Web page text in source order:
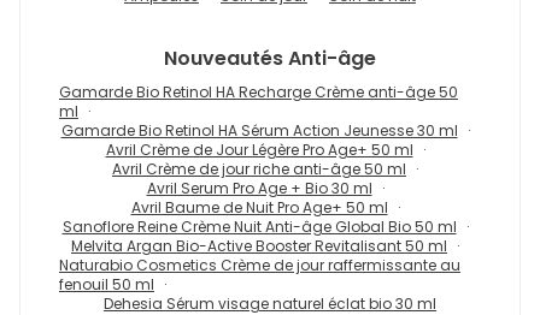
NouveautésAnti-âge
Gamarde Bio Retinol HA Recharge Crème anti-âge 50
ml
Gamarde Bio Retinol HA Sérum Action Jeunesse 30 ml
Avril Crème de Jour Légère Pro Age+ 50 ml
Avril Crème de jour riche anti-âge 50 ml
Avril Serum Pro Age + Bio 30 ml
Avril Baume de Nuit Pro Age+ 50 ml
Sanoflore Reine Crème Nuit Anti-âge Global Bio 50 ml
Melvita Argan Bio-Active Booster Revitalisant 50 ml
Naturabio Cosmetics Crème de jour raffermissante au
fenouil 50 ml
Dehesia Sérum visage naturel éclat bio 30 ml